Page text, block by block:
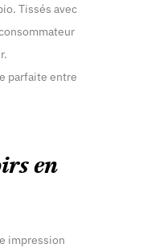
Tissés avec
parfaite entre
en
impression